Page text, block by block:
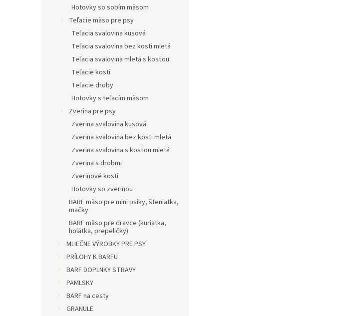
Hotovky so sobím mäsom
Teľacie mäso pre psy
Teľacia svalovina kusová
Teľacia svalovina bez kosti mletá
Teľacia svalovina mletá s kosťou
Teľacie kosti
Teľacie droby
Hotovky s teľacím mäsom
Zverina pre psy
Zverina svalovina kusová
Zverina svalovina bez kosti mletá
Zverina svalovina s kosťou mletá
Zverina s drobmi
Zverinové kosti
Hotovky so zverinou
BARF mäso pre mini psíky, šteniatka,
mačky
BARF mäso pre dravce (kuriatka,
holátka, prepeličky)
MLIEČNE VÝROBKY PRE PSY
PRÍLOHY K BARFU
BARF DOPLNKY STRAVY
PAMLSKY
BARF na cesty
GRANULE